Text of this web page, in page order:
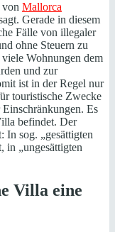
Mallorca
Gerade in diesem
Fälle von illegaler
ohne Steuern zu
Wohnungen dem
und zur
ist in der Regel nur
touristische Zwecke
Es
befindet. Der
In sog. „gesättigten
in „ungesättigten
Villa eine